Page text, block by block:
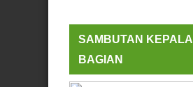
SAMBUTAN KEPALA
BAGIAN